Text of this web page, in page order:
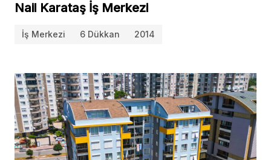
Nail Karataş İş Merkezi
İş Merkezi 6 Dükkan 2014